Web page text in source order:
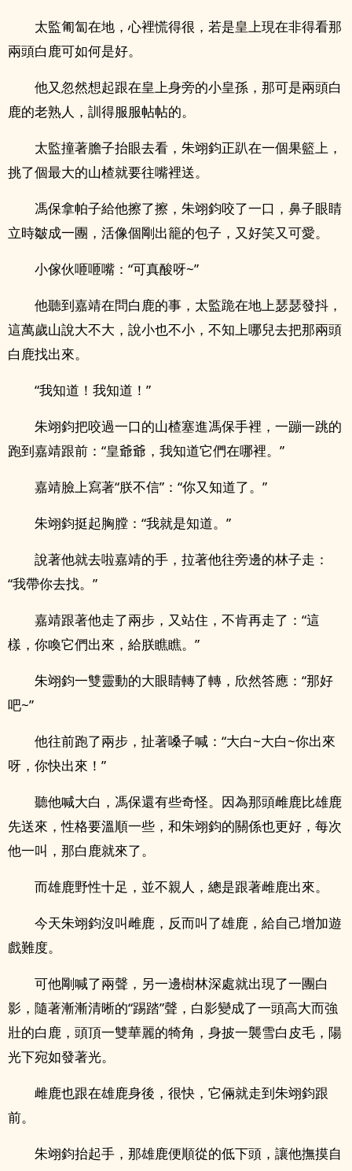
太監匍匐在地，心裡慌得很，若是皇上現在非得看那
兩頭白鹿可如何是好。
他又忽然想起跟在皇上身旁的小皇孫，那可是兩頭白
鹿的老熟人，訓得服服帖帖的。
太監撞著膽子抬眼去看，朱翊鈞正趴在一個果籃上，
挑了個最大的山楂就要往嘴裡送。
馮保拿帕子給他擦了擦，朱翊鈞咬了一口，鼻子眼睛
立時皺成一團，活像個剛出籠的包子，又好笑又可愛。
小傢伙咂咂嘴：“可真酸呀~”
他聽到嘉靖在問白鹿的事，太監跪在地上瑟瑟發抖，
這萬歲山說大不大，說小也不小，不知上哪兒去把那兩頭
白鹿找出來。
“我知道！我知道！”
朱翊鈞把咬過一口的山楂塞進馮保手裡，一蹦一跳的
跑到嘉靖跟前：“皇爺爺，我知道它們在哪裡。”
嘉靖臉上寫著“朕不信”：“你又知道了。”
朱翊鈞挺起胸膛：“我就是知道。”
說著他就去啦嘉靖的手，拉著他往旁邊的林子走：
“我帶你去找。”
嘉靖跟著他走了兩步，又站住，不肯再走了：“這
樣，你喚它們出來，給朕瞧瞧。”
朱翊鈞一雙靈動的大眼睛轉了轉，欣然答應：“那好
吧~”
他往前跑了兩步，扯著嗓子喊：“大白~大白~你出來
呀，你快出來！”
聽他喊大白，馮保還有些奇怪。因為那頭雌鹿比雄鹿
先送來，性格要溫順一些，和朱翊鈞的關係也更好，每次
他一叫，那白鹿就來了。
而雄鹿野性十足，並不親人，總是跟著雌鹿出來。
今天朱翊鈞沒叫雌鹿，反而叫了雄鹿，給自己增加遊
戲難度。
可他剛喊了兩聲，另一邊樹林深處就出現了一團白
影，隨著漸漸清晰的“踢踏”聲，白影變成了一頭高大而強
壯的白鹿，頭頂一雙華麗的犄角，身披一襲雪白皮毛，陽
光下宛如發著光。
雌鹿也跟在雄鹿身後，很快，它倆就走到朱翊鈞跟
前。
朱翊鈞抬起手，那雄鹿便順從的低下頭，讓他撫摸自